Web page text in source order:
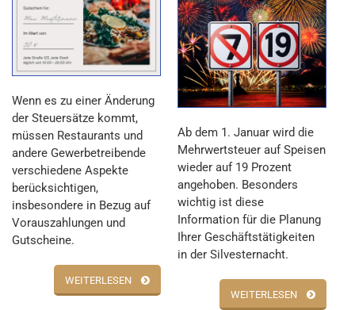
Wenn es zu einer Änderung
der Steuersätze kommt,
müssen Restaurants und
andere Gewerbetreibende
verschiedene Aspekte
berücksichtigen,
insbesondere in Bezug auf
Vorauszahlungen und
Gutscheine.
WEITERLESEN
Ab dem 1. Januar wird die
Mehrwertsteuer auf Speisen
wieder auf 19 Prozent
angehoben. Besonders
wichtig ist diese
Information für die Planung
Ihrer Geschäftstätigkeiten
in der Silvesternacht.
WEITERLESEN